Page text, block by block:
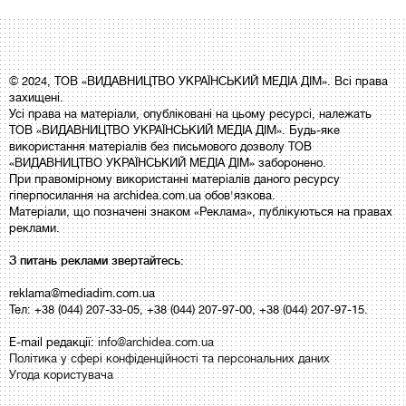
© 2024, ТОВ «ВИДАВНИЦТВО УКРАЇНСЬКИЙ МЕДІА ДІМ». Всі права
захищені.
Усі права на матеріали, опубліковані на цьому ресурсі, належать
ТОВ «ВИДАВНИЦТВО УКРАЇНСЬКИЙ МЕДІА ДІМ». Будь-яке
використання матеріалів без письмового дозволу ТОВ
«ВИДАВНИЦТВО УКРАЇНСЬКИЙ МЕДІА ДІМ» заборонено.
При правомірному використанні матеріалів даного ресурсу
гіперпосилання на archidea.com.ua обов'язкова.
Матеріали, що позначені знаком «Реклама», публікуються на правах
реклами.
З питань реклами звертайтесь:
reklama@mediadim.com.ua
Тел: +38 (044) 207-33-05, +38 (044) 207-97-00, +38 (044) 207-97-15.
E-mail редакції:info@archidea.com.ua
Політика у сфері конфіденційності та персональних даних
Угода користувача